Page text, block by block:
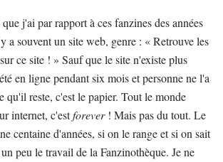
j'ai par rapport à ces fanzines des années
souvent un site web, genre : « Retrouve les
ce site ! » Sauf que le site n'existe plus
en ligne pendant six mois et personne ne l'a
qu'il reste, c'est le papier. Tout le monde
internet, c'estforever! Mais pas du tout. Le
centaine d'années, si on le range et si on sait
peu le travail de la Fanzinothèque. Je ne